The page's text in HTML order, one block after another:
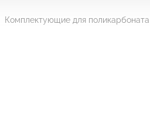
Комплектующие для поликарбоната